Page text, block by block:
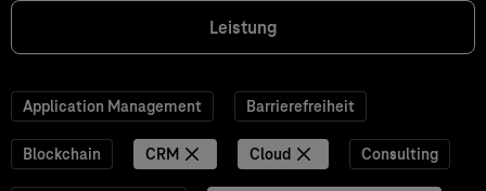
Leistung
Application Management Barrierefreiheit
Blockchain CRM Cloud Consulting